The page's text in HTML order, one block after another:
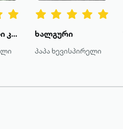
პაპის ლექსები კარი IV ხალგური
პაპა ხევისპირელი